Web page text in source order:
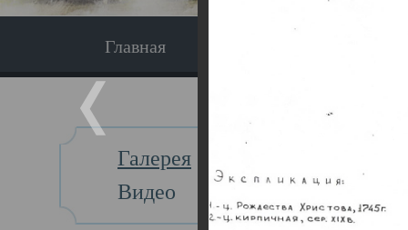
Главная
Галерея
Видео